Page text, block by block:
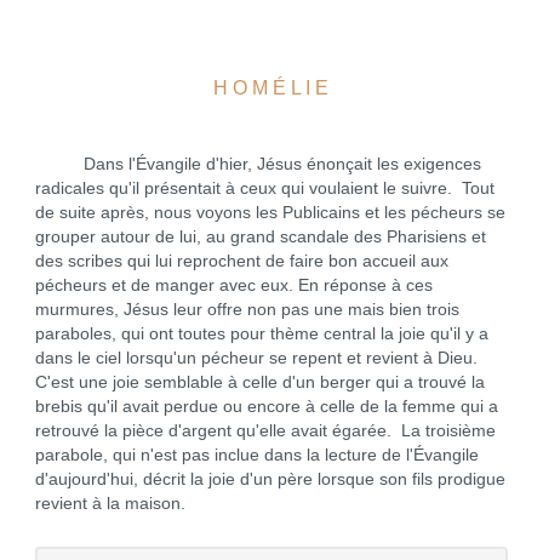
H O M É L I E
Dans l'Évangile d'hier, Jésus énonçait les exigences
radicales qu'il présentait à ceux qui voulaient le suivre. Tout
de suite après, nous voyons les Publicains et les pécheurs se
grouper autour de lui, au grand scandale des Pharisiens et
des scribes qui lui reprochent de faire bon accueil aux
pécheurs et de manger avec eux. En réponse à ces
murmures, Jésus leur offre non pas une mais bien trois
paraboles, qui ont toutes pour thème central la joie qu'il y a
dans le ciel lorsqu'un pécheur se repent et revient à Dieu.
C'est une joie semblable à celle d'un berger qui a trouvé la
brebis qu'il avait perdue ou encore à celle de la femme qui a
retrouvé la pièce d'argent qu'elle avait égarée. La troisième
parabole, qui n'est pas inclue dans la lecture de l'Évangile
d'aujourd'hui, décrit la joie d'un père lorsque son fils prodigue
revient à la maison.